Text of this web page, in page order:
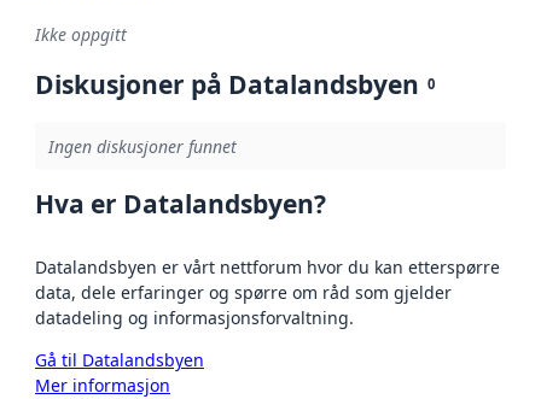
Ikke oppgitt
Diskusjoner på Datalandsbyen 0
Ingen diskusjoner funnet
Hva er Datalandsbyen?
Datalandsbyen er vårt nettforum hvor du kan etterspørre
data, dele erfaringer og spørre om råd som gjelder
datadeling og informasjonsforvaltning.
Gå til Datalandsbyen
Mer informasjon